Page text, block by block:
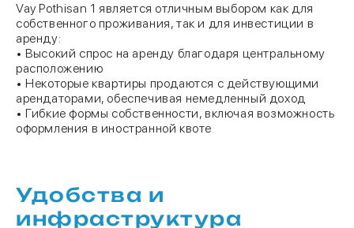
Vay Pothisan 1 является отличным выбором как для
собственного проживания, так и для инвестиции в
аренду:
• Высокий спрос на аренду благодаря центральному
расположению
• Некоторые квартиры продаются с действующими
арендаторами, обеспечивая немедленный доход
• Гибкие формы собственности, включая возможность
оформления в иностранной квоте
Удобства и
инфраструктура